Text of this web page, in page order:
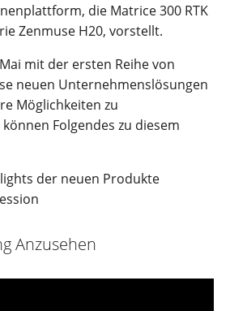
die Matrice 300 RTK
Zenmuse H20, vorstellt.
mit der ersten Reihe von
neuen Unternehmenslösungen
Möglichkeiten zu
Folgendes zu diesem
der neuen Produkte
Anzusehen